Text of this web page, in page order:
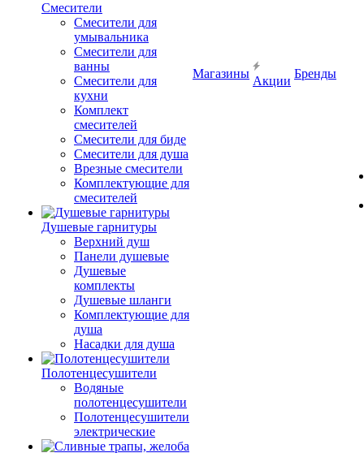
Смесители
Смесители для
умывальника
Смесители для
ванны
Смесители для
кухни
Комплект
смесителей
Смесители для биде
Смесители для душа
Врезные смесители
Комплектующие для
смесителей
Душевые гарнитуры
Верхний душ
Панели душевые
Душевые
комплекты
Душевые шланги
Комплектующие для
душа
Насадки для душа
Полотенцесушители
Водяные
полотенцесушители
Полотенцесушители
электрические
Магазины
Акции
Бренды